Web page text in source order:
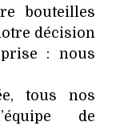
bouteilles
décision
: nous
tous nos
de